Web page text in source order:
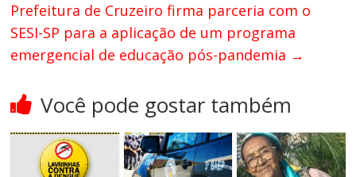
Prefeitura de Cruzeiro firma parceria com o
SESI-SP para a aplicação de um programa
emergencial de educação pós-pandemia →
Você pode gostar também